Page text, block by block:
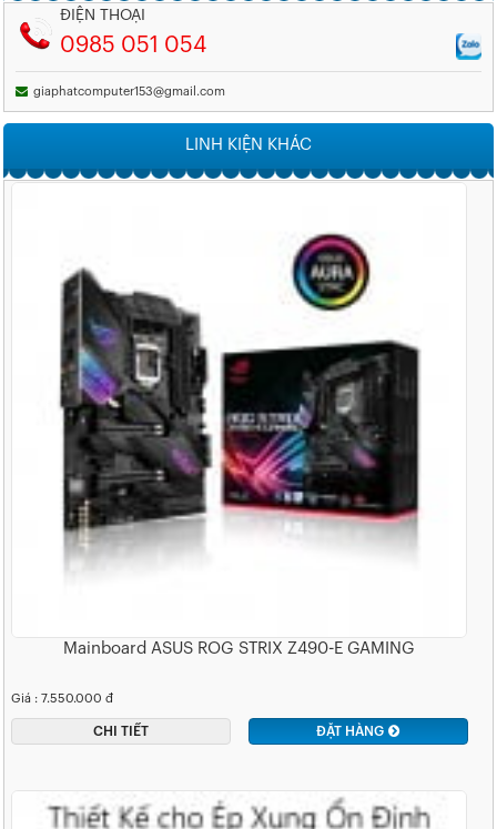
ĐIỆN THOẠI
0985 051 054
giaphatcomputer153@gmail.com
LINH KIỆN KHÁC
Mainboard ASUS ROG STRIX Z490-E GAMING
Giá : 7.550.000 đ
CHI TIẾT ĐẶT HÀNG